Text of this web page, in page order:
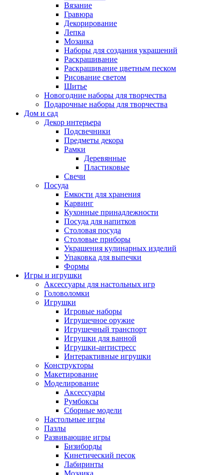
Вязание
Гравюра
Декорирование
Лепка
Мозаика
Наборы для создания украшений
Раскрашивание
Раскрашивание цветным песком
Рисование светом
Шитье
Новогодние наборы для творчества
Подарочные наборы для творчества
Дом и сад
Декор интерьера
Подсвечники
Предметы декора
Рамки
Деревянные
Пластиковые
Свечи
Посуда
Емкости для хранения
Карвинг
Кухонные принадлежности
Посуда для напитков
Столовая посуда
Столовые приборы
Украшения кулинарных изделий
Упаковка для выпечки
Формы
Игры и игрушки
Аксессуары для настольных игр
Головоломки
Игрушки
Игровые наборы
Игрушечное оружие
Игрушечный транспорт
Игрушки для ванной
Игрушки-антистресс
Интерактивные игрушки
Конструкторы
Макетирование
Моделирование
Аксессуары
Румбоксы
Сборные модели
Настольные игры
Пазлы
Развивающие игры
Бизиборды
Кинетический песок
Лабиринты
Мозаика